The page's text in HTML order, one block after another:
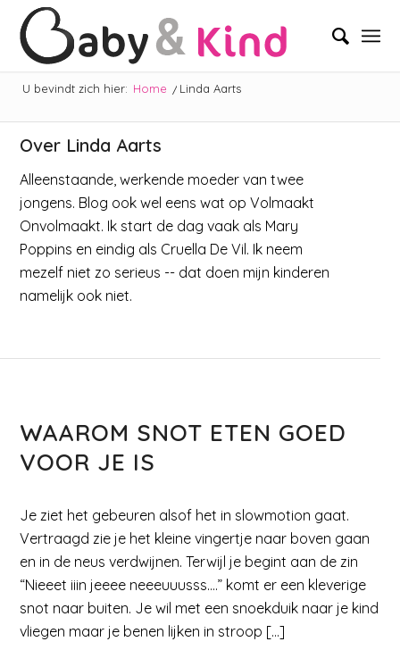
U bevindt zich hier: Home / Linda Aarts
Over Linda Aarts
Alleenstaande, werkende moeder van twee
jongens. Blog ook wel eens wat op Volmaakt
Onvolmaakt. Ik start de dag vaak als Mary
Poppins en eindig als Cruella De Vil. Ik neem
mezelf niet zo serieus -- dat doen mijn kinderen
namelijk ook niet.
WAAROM SNOT ETEN GOED
VOOR JE IS
Je ziet het gebeuren alsof het in slowmotion gaat.
Vertraagd zie je het kleine vingertje naar boven gaan
en in de neus verdwijnen. Terwijl je begint aan de zin
“Nieeet iiin jeeee neeeuuusss….” komt er een kleverige
snot naar buiten. Je wil met een snoekduik naar je kind
vliegen maar je benen lijken in stroop […]